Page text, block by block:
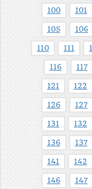
100 101
105 106
110 111
116 117
121 122
126 127
131 132
136 137
141 142
146 147